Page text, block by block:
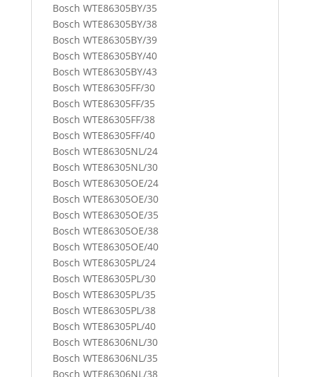
Bosch WTE86305BY/35
Bosch WTE86305BY/38
Bosch WTE86305BY/39
Bosch WTE86305BY/40
Bosch WTE86305BY/43
Bosch WTE86305FF/30
Bosch WTE86305FF/35
Bosch WTE86305FF/38
Bosch WTE86305FF/40
Bosch WTE86305NL/24
Bosch WTE86305NL/30
Bosch WTE86305OE/24
Bosch WTE86305OE/30
Bosch WTE86305OE/35
Bosch WTE86305OE/38
Bosch WTE86305OE/40
Bosch WTE86305PL/24
Bosch WTE86305PL/30
Bosch WTE86305PL/35
Bosch WTE86305PL/38
Bosch WTE86305PL/40
Bosch WTE86306NL/30
Bosch WTE86306NL/35
Bosch WTE86306NL/38